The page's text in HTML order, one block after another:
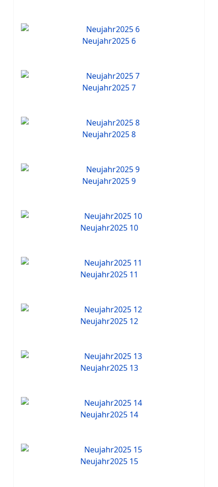
Neujahr2025 6
Neujahr2025 7
Neujahr2025 8
Neujahr2025 9
Neujahr2025 10
Neujahr2025 11
Neujahr2025 12
Neujahr2025 13
Neujahr2025 14
Neujahr2025 15